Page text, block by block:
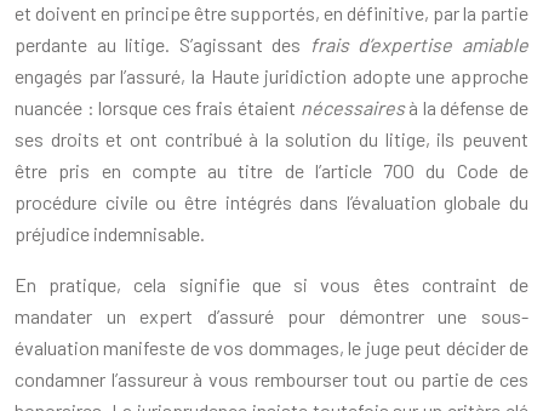
et doivent en principe être supportés, en définitive, par la partie
perdante au litige. S’agissant des frais d’expertise amiable
engagés par l’assuré, la Haute juridiction adopte une approche
nuancée : lorsque ces frais étaient nécessairesà la défense de
ses droits et ont contribué à la solution du litige, ils peuvent
être pris en compte au titre de l’article 700 du Code de
procédure civile ou être intégrés dans l’évaluation globale du
préjudice indemnisable.
En pratique, cela signifie que si vous êtes contraint de
mandater un expert d’assuré pour démontrer une sous-
évaluation manifeste de vos dommages, le juge peut décider de
condamner l’assureur à vous rembourser tout ou partie de ces